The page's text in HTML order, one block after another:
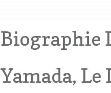
Biographie
Yamada, Le